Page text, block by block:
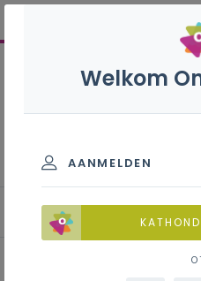
Welke organisatieculturen
Welkom
AANMELDEN